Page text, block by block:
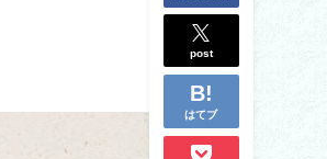
post
はてブ